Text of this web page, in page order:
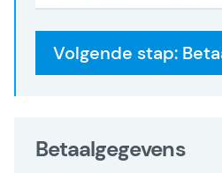
Volgende stap:
Betaalgegevens